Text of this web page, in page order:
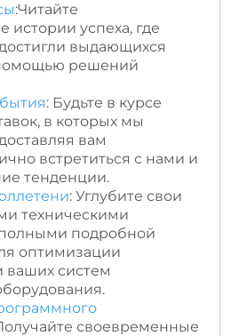
:Читайте
истории успеха, где
выдающихся
помощью решений
: Будьте в курсе
в которых мы
вам
встретиться с нами и
тенденции.
: Углубите свои
техническими
подробной
оптимизации
ваших систем
своевременные